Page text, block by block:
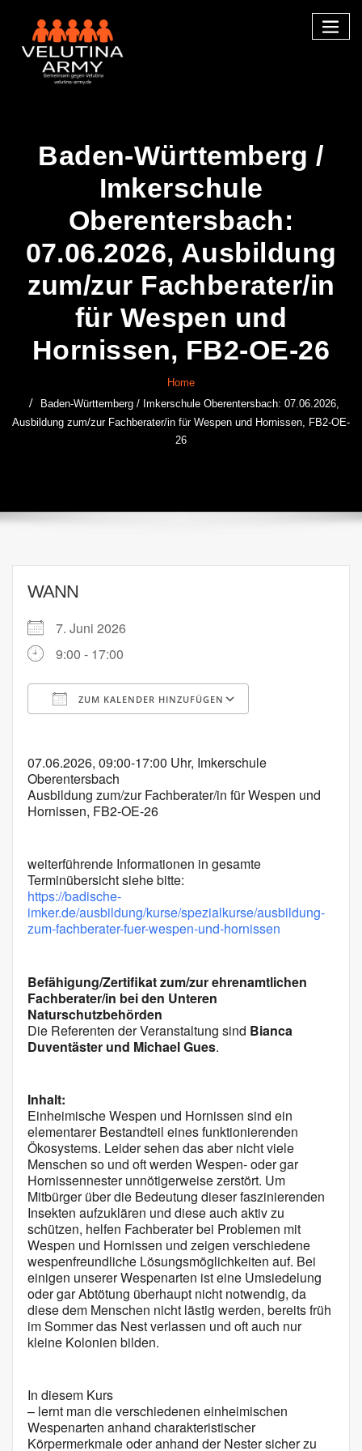
content
Baden-Württemberg /
Imkerschule
Oberentersbach:
07.06.2026, Ausbildung
zum/zur Fachberater/in
für Wespen und
Hornissen, FB2-OE-26
Home
Baden-Württemberg / Imkerschule Oberentersbach: 07.06.2026,
Ausbildung zum/zur Fachberater/in für Wespen und Hornissen, FB2-OE-
26
WANN
7. Juni 2026
9:00 - 17:00
ZUM KALENDER HINZUFÜGEN
07.06.2026, 09:00-17:00 Uhr, Imkerschule
Oberentersbach
Ausbildung zum/zur Fachberater/in für Wespen und
Hornissen, FB2-OE-26
weiterführende Informationen in gesamte
Terminübersicht siehe bitte:
https://badische-
imker.de/ausbildung/kurse/spezialkurse/ausbildung-
zum-fachberater-fuer-wespen-und-hornissen
Befähigung/Zertifikat zum/zur ehrenamtlichen
Fachberater/in bei den Unteren
Naturschutzbehörden
Die Referenten der Veranstaltung sind Bianca
Duventäster und Michael Gues.
Inhalt:
Einheimische Wespen und Hornissen sind ein
elementarer Bestandteil eines funktionierenden
Ökosystems. Leider sehen das aber nicht viele
Menschen so und oft werden Wespen- oder gar
Hornissennester unnötigerweise zerstört. Um
Mitbürger über die Bedeutung dieser faszinierenden
Insekten aufzuklären und diese auch aktiv zu
schützen, helfen Fachberater bei Problemen mit
Wespen und Hornissen und zeigen verschiedene
wespenfreundliche Lösungsmöglichkeiten auf. Bei
einigen unserer Wespenarten ist eine Umsiedelung
oder gar Abtötung überhaupt nicht notwendig, da
diese dem Menschen nicht lästig werden, bereits früh
im Sommer das Nest verlassen und oft auch nur
kleine Kolonien bilden.
In diesem Kurs
– lernt man die verschiedenen einheimischen
Wespenarten anhand charakteristischer
Körpermerkmale oder anhand der Nester sicher zu